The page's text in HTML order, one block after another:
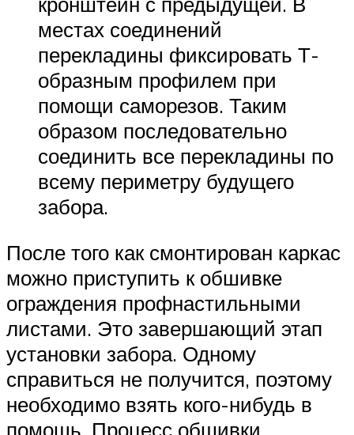
местах соединений
перекладины фиксировать Т-
образным профилем при
помощи саморезов. Таким
образом последовательно
соединить все перекладины по
всему периметру будущего
забора.
После того как смонтирован каркас
можно приступить к обшивке
ограждения профнастильными
листами. Это завершающий этап
установки забора. Одному
справиться не получится, поэтому
необходимо взять кого-нибудь в
помощь. Процесс обшивки